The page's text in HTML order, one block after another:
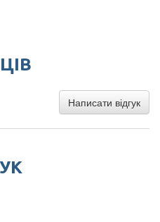
Написати відгук